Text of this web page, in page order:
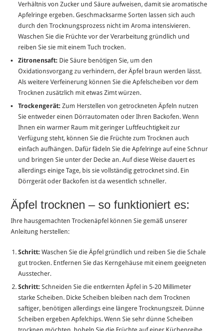
Verhältnis von Zucker und Säure aufweisen, damit sie aromatische
Apfelringe ergeben. Geschmacksarme Sorten lassen sich auch
durch den Trocknungsprozess nicht im Aroma intensivieren.
Waschen Sie die Früchte vor der Verarbeitung gründlich und
reiben Sie sie mit einem Tuch trocken.
Zitronensaft: Die Säure benötigen Sie, um den
Oxidationsvorgang zu verhindern, der Äpfel braun werden lässt.
Als weitere Verfeinerung können Sie die Apfelscheiben vor dem
Trocknen zusätzlich mit etwas Zimt würzen.
Trockengerät:Zum Herstellen von getrockneten Äpfeln nutzen
Sie entweder einen Dörrautomaten oder Ihren Backofen. Wenn
Ihnen ein warmer Raum mit geringer Luftfeuchtigkeit zur
Verfügung steht, können Sie die Früchte zum Trocknen auch
einfach aufhängen. Dafür fädeln Sie die Apfelringe auf eine Schnur
und bringen Sie unter der Decke an. Auf diese Weise dauert es
allerdings einige Tage, bis sie vollständig getrocknet sind. Ein
Dörrgerät oder Backofen ist da wesentlich schneller.
Äpfel trocknen – so funktioniert es:
Ihre hausgemachten Trockenäpfel können Sie gemäß unserer
Anleitung herstellen:
Schritt:Waschen Sie die Äpfel gründlich und reiben Sie die Schale
gut trocken. Entfernen Sie das Kerngehäuse mit einem geeigneten
Ausstecher.
Schritt:Schneiden Sie die entkernten Äpfel in 5-20 Millimeter
starke Scheiben. Dicke Scheiben bleiben nach dem Trocknen
saftiger, benötigen allerdings eine längere Trocknungszeit. Dünne
Scheiben ergeben Apfelchips. Wenn Sie sehr dünne Scheiben